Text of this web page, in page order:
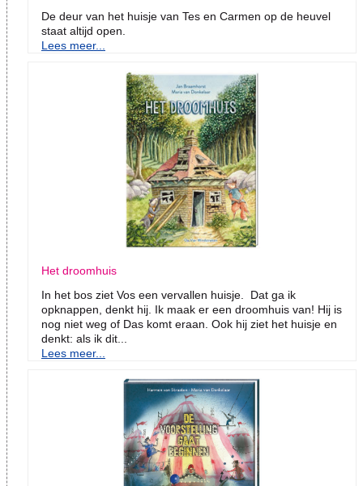
De deur van het huisje van Tes en Carmen op de heuvel
staat altijd open.
Lees meer...
Het droomhuis
In het bos ziet Vos een vervallen huisje. Dat ga ik
opknappen, denkt hij. Ik maak er een droomhuis van! Hij is
nog niet weg of Das komt eraan. Ook hij ziet het huisje en
denkt: als ik dit...
Lees meer...